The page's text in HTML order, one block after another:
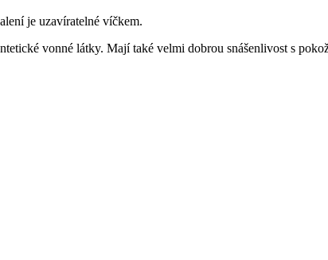
je uzavíratelné víčkem.
vonné látky. Mají také velmi dobrou snášenlivost s